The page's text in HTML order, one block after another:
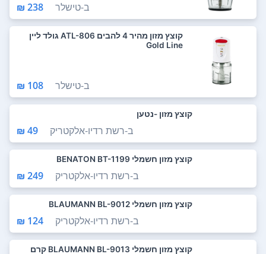
ב-טישלר 238 ₪
קוצץ מזון מהיר 4 להבים ATL-806 גולד ליין
Gold Line
ב-טישלר 108 ₪
קוצץ מזון -נטען
ב-רשת רדיו-אלקטריק 49 ₪
קוצץ מזון חשמלי BENATON BT-1199
ב-רשת רדיו-אלקטריק 249 ₪
קוצץ מזון חשמלי BLAUMANN BL-9012
ב-רשת רדיו-אלקטריק 124 ₪
קוצץ מזון חשמלי BLAUMANN BL-9013 קרם